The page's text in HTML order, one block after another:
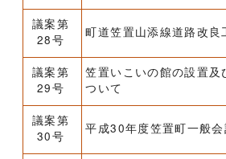
議案第
28号
町道笠置山添線道路改
議案第
29号
笠置いこいの館の設置
ついて
議案第
30号
平成30年度笠置町一般